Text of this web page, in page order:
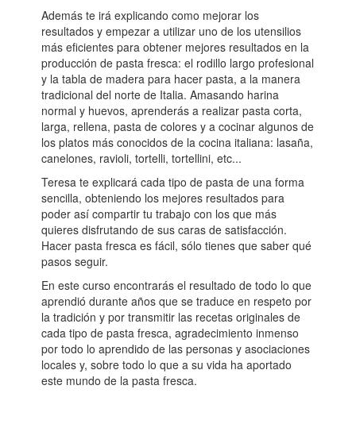
Además te irá explicando como mejorar los
resultados y empezar a utilizar uno de los utensilios
más eficientes para obtener mejores resultados en la
producción de pasta fresca: el rodillo largo profesional
y la tabla de madera para hacer pasta, a la manera
tradicional del norte de Italia. Amasando harina
normal y huevos, aprenderás a realizar pasta corta,
larga, rellena, pasta de colores y a cocinar algunos de
los platos más conocidos de la cocina italiana: lasaña,
canelones, ravioli, tortelli, tortellini, etc...
Teresa te explicará cada tipo de pasta de una forma
sencilla, obteniendo los mejores resultados para
poder así compartir tu trabajo con los que más
quieres disfrutando de sus caras de satisfacción.
Hacer pasta fresca es fácil, sólo tienes que saber qué
pasos seguir.
En este curso encontrarás el resultado de todo lo que
aprendió durante años que se traduce en respeto por
la tradición y por transmitir las recetas originales de
cada tipo de pasta fresca, agradecimiento inmenso
por todo lo aprendido de las personas y asociaciones
locales y, sobre todo lo que a su vida ha aportado
este mundo de la pasta fresca.